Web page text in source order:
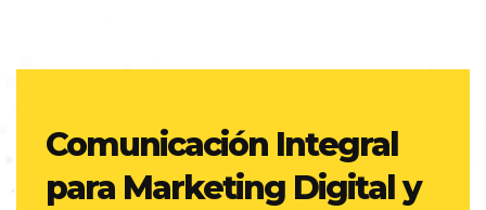
Comunicación Integral
para Marketing Digital y